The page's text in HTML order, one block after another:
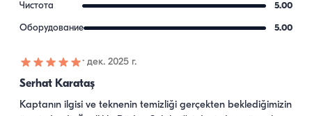
Чистота 5.00
Оборудование 5.00
· дек. 2025 г.
Serhat Karataş
Kaptanın ilgisi ve teknenin temizliği gerçekten beklediğimizin